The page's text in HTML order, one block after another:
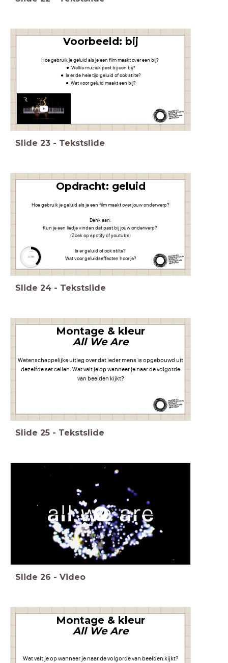
Voorbeeld: bij
Hoe gebruik je geluid als je een film maakt over een bij?
Welke muziek past bij een bij?
Is er de hele tijd geluid of ook stilte?
Wat voor geluid maakt een bij?
Slide 23 - Tekstslide
Opdracht: geluid
Hoe gebruik je geluid als je een film maakt over jouw onderwerp?
Denk aan:
Kun je een liedje vinden dat past bij jouw onderwerp?
(Zoek op spotify of youtube)
Is er geluid of ook stilte?
Wat voor geluidseffecten hoor je?
timer
3:00
Slide 24 - Tekstslide
Montage & kleur
All We Are
Wetenschappelijke uitleg over dat ieder mens is opgebouwd uit
dezelfde set cellen. Wat valt je op wanneer je naar de volgorde
van beelden kijkt?
Slide 25 - Tekstslide
Slide 26 - Video
Montage & kleur
All We Are
Wat valt je op wanneer je naar de volgorde van beelden kijkt?